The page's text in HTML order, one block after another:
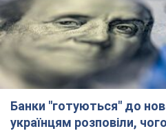
Банки "готуються" до
українцям розповіли,